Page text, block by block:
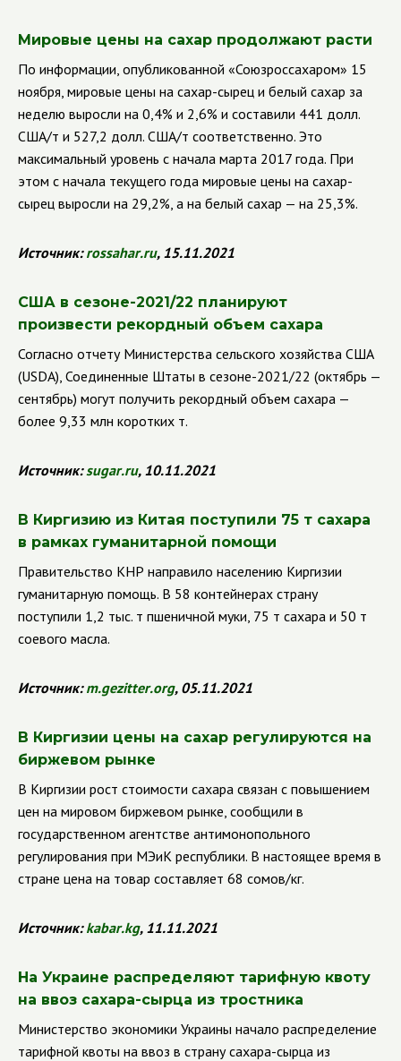
Мировые цены на сахар продолжают расти
По информации, опубликованной «Союзроссахаром» 15
ноября, мировые цены на сахар-сырец и белый сахар за
неделю выросли на 0,4% и 2,6% и составили 441 долл.
США/т и 527,2 долл. США/т соответственно. Это
максимальный уровень с начала марта 2017 года. При
этом с начала текущего года мировые цены на сахар-
сырец выросли на 29,2%, а на белый сахар — на 25,3%.
Источник:rossahar.ru, 15.11.2021
США в сезоне-2021/22 планируют
произвести рекордный объем сахара
Согласно отчету Министерства сельского хозяйства США
(USDA), Соединенные Штаты в сезоне-2021/22 (октябрь —
сентябрь) могут получить рекордный объем сахара —
более 9,33 млн коротких т.
Источник:sugar.ru, 10.11.2021
В Киргизию из Китая поступили 75 т сахара
в рамках гуманитарной помощи
Правительство КНР направило населению Киргизии
гуманитарную помощь. В 58 контейнерах страну
поступили 1,2 тыс. т пшеничной муки, 75 т сахара и 50 т
соевого масла.
Источник:m.gezitter.org, 05.11.2021
В Киргизии цены на сахар регулируются на
биржевом рынке
В Киргизии рост стоимости сахара связан с повышением
цен на мировом биржевом рынке, сообщили в
государственном агентстве антимонопольного
регулирования при МЭиК республики. В настоящее время в
стране цена на товар составляет 68 сомов/кг.
Источник:kabar.kg, 11.11.2021
На Украине распределяют тарифную квоту
на ввоз сахара-сырца из тростника
Министерство экономики Украины начало распределение
тарифной квоты на ввоз в страну сахара-сырца из